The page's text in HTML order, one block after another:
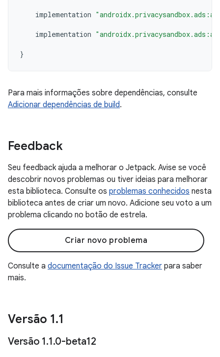
implementation
implementation
}
Para mais informações sobre dependências, consulte
Adicionar dependências de build.
Feedback
Seu feedback ajuda a melhorar o Jetpack. Avise se você
descobrir novos problemas ou tiver ideias para melhorar
esta biblioteca. Consulte os problemas conhecidos nesta
biblioteca antes de criar um novo. Adicione seu voto a um
problema clicando no botão de estrela.
Criar novo problema
Consulte a documentação do Issue Tracker para saber
mais.
Versão 1.1
Versão 1.1.0-beta12